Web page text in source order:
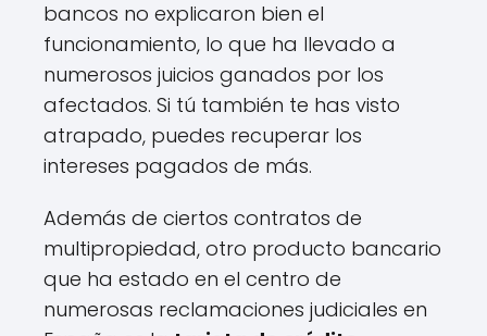
bancos no explicaron bien el
funcionamiento, lo que ha llevado a
numerosos juicios ganados por los
afectados. Si tú también te has visto
atrapado, puedes recuperar los
intereses pagados de más.
Además de ciertos contratos de
multipropiedad, otro producto bancario
que ha estado en el centro de
numerosas reclamaciones judiciales en